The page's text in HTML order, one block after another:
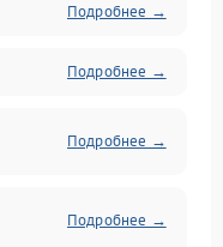
Подробнее →
Подробнее →
Подробнее →
Подробнее →